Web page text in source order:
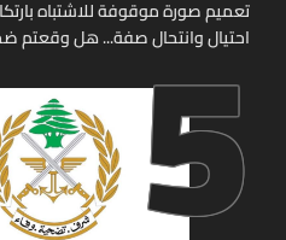
تعميم صورة موقوفة للاشتباه
احتيال وانتحال صفة... هل وقعتم